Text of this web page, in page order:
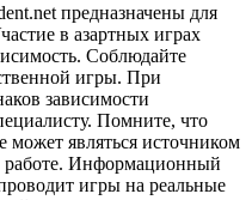
предназначены для
в азартных играх
Соблюдайте
игры. При
зависимости
Помните, что
может являться источником
работе. Информационный
игры на реальные